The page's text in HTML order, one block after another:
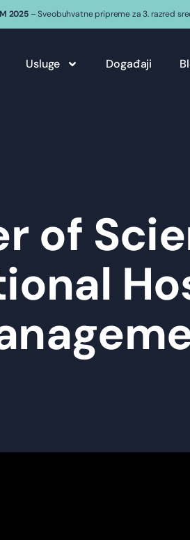
2025– Sveobuhvatne pripreme za 3. razred
Usluge Događaji
of